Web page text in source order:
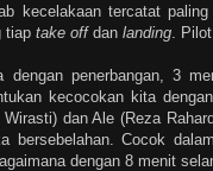
kecelakaan tercatat
tiap take off dan landing.
dengan penerbangan, 3
kecocokan kita
dan Ale (Reza
bersebelahan. Cocok
dengan 8 menit